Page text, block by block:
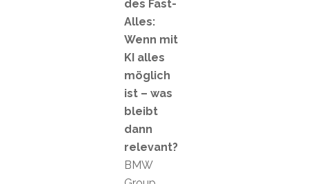
des Fast-
Alles:
Wenn mit
KI alles
möglich
ist – was
bleibt
dann
relevant?
BMW